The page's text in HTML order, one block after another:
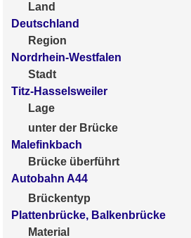
Land
Deutschland
Region
Nordrhein-Westfalen
Stadt
Titz-Hasselsweiler
Lage
unter der Brücke
Malefinkbach
Brücke überführt
Autobahn A44
Brückentyp
Plattenbrücke, Balkenbrücke
Material